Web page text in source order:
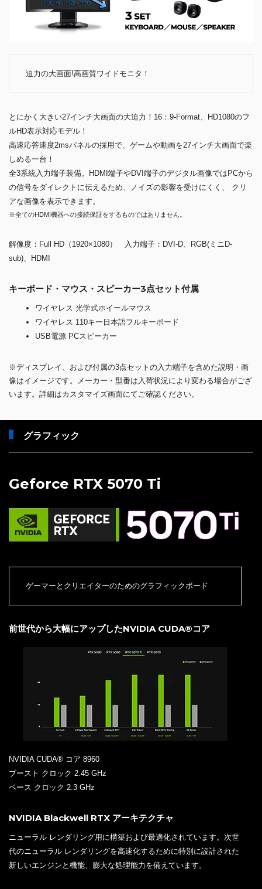
迫力の大画面!高画質ワイドモニタ！
とにかく大きい27インチ大画面の大迫力！16：9-Format、HD1080のフ
ルHD表示対応モデル！
高速応答速度2msパネルの採用で、ゲームや動画を27インチ大画面で楽
しめる一台！
全3系統入力端子装備。HDMI端子やDVI端子のデジタル画像ではPCから
の信号をダイレクトに伝えるため、ノイズの影響を受けにくく、 クリ
アな画像を表示できます。
※全てのHDMI機器への接続保証をするものではありません。
解像度：Full HD（1920×1080） 入力端子：DVI-D、RGB(ミニD-
sub)、HDMI
キーボード・マウス・スピーカー3点セット付属
ワイヤレス 光学式ホイールマウス
ワイヤレス 110キー日本語フルキーボード
USB電源 PCスピーカー
※ディスプレイ、および付属の3点セットの入力端子を含めた説明・画
像はイメージです。メーカー・型番は入荷状況により変わる場合がござ
います。詳細はカスタマイズ画面にてご確認ください。
グラフィック
Geforce RTX 5070 Ti
ゲーマーとクリエイターのためのグラフィックボード
前世代から大幅にアップしたNVIDIA CUDA®コア
NVIDIA CUDA® コア 8960
ブースト クロック 2.45 GHz
ベース クロック 2.3 GHz
NVIDIA Blackwell RTX アーキテクチャ
ニューラル レンダリング用に構築および最適化されています。次世
代のニューラル レンダリングを高速化するために特別に設計された
新しいエンジンと機能、膨大な処理能力を備えています。